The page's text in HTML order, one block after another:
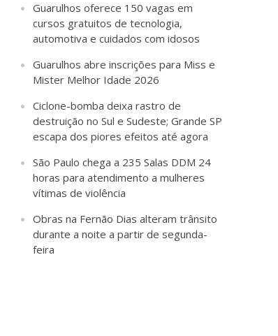
Guarulhos oferece 150 vagas em
cursos gratuitos de tecnologia,
automotiva e cuidados com idosos
Guarulhos abre inscrições para Miss e
Mister Melhor Idade 2026
Ciclone-bomba deixa rastro de
destruição no Sul e Sudeste; Grande SP
escapa dos piores efeitos até agora
São Paulo chega a 235 Salas DDM 24
horas para atendimento a mulheres
vítimas de violência
Obras na Fernão Dias alteram trânsito
durante a noite a partir de segunda-
feira